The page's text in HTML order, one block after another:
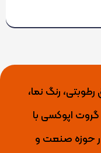
رطوبتی، رنگ نما،
گروت اپوکسی با
در حوزه صنعت و